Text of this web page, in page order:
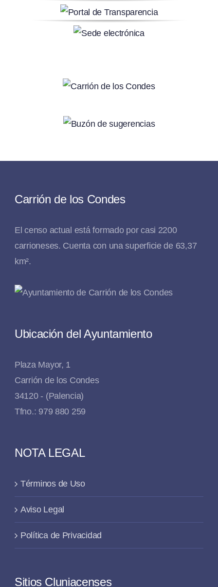
Carrión de los Condes
El censo actual está formado por casi 2200
carrioneses. Cuenta con una superficie de 63,37
km².
Ubicación del Ayuntamiento
Plaza Mayor, 1
Carrión de los Condes
34120 - (Palencia)
Tfno.: 979 880 259
NOTA LEGAL
Términos de Uso
Aviso Legal
Política de Privacidad
Sitios Cluniacenses